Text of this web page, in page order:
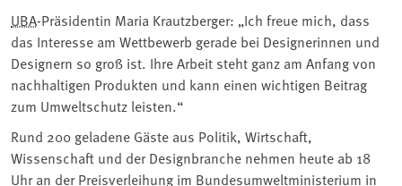
UBA-Präsidentin Maria Krautzberger: „Ich freue mich, dass
das Interesse am Wettbewerb gerade bei Designerinnen und
Designern so groß ist. Ihre Arbeit steht ganz am Anfang von
nachhaltigen Produkten und kann einen wichtigen Beitrag
zum Umweltschutz leisten.“
Rund 200 geladene Gäste aus Politik, Wirtschaft,
Wissenschaft und der Designbranche nehmen heute ab 18
Uhr an der Preisverleihung im Bundesumweltministerium in